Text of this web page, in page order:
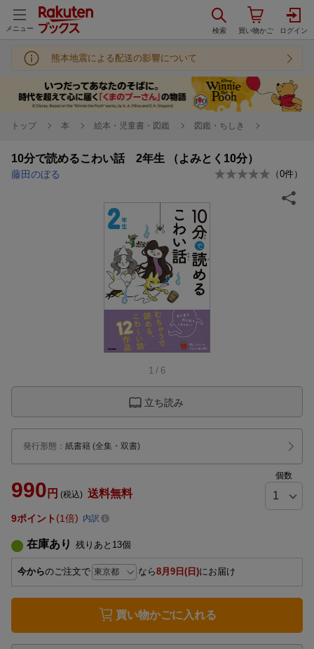
メニュー
熊本地震による配送の影響について
トップ 本 絵本・児童書・図鑑 図鑑・ちしき
10分で読めるこわい話 2年生 （よみとく10分）
藤田のぼる （0件）
1 / 6
立ち読み
発行形態 ： 紙書籍 (全集・双書)
990 円 (税込) 送料無料
個数
9ポイント 1倍 内訳
在庫あり 残りあと 13個
今からのご注文で なら8月9日(日)にお届け
買い物かごに入れる